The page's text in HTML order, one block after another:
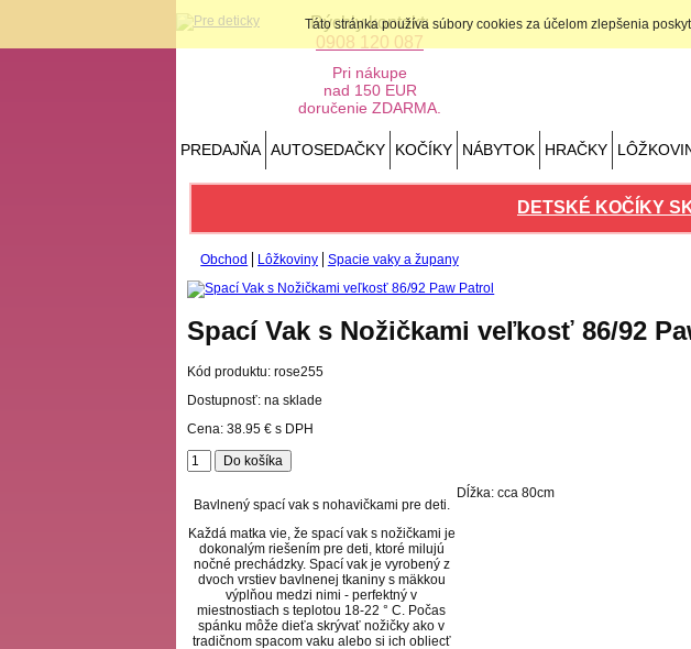
Rýchly kontakt:
0908 120 087
Pri nákupe
nad 150 EUR
doručenie ZDARMA.
PREDAJŇA AUTOSEDAČKY KOČÍKY NÁBYTOK HRAČKY
DETSKÉ KOČÍKY
Obchod Lôžkoviny Spacie vaky a župany
Spací Vak s Nožičkami veľkosť 86/92
Kód produktu:rose255
Dostupnosť: na sklade
Cena:38.95 € s DPH
Bavlnený spací vak s nohavičkami pre deti.
Každá matka vie, že spací vak s nožičkami je
dokonalým riešením pre deti, ktoré milujú
nočné prechádzky. Spací vak je vyrobený z
dvoch vrstiev bavlnenej tkaniny s mäkkou
výplňou medzi nimi - perfektný v
miestnostiach s teplotou 18-22 ° C. Počas
spánku môže dieťa skrývať nožičky ako v
tradičnom spacom vaku alebo si ich obliecť
Dĺžka: cca 80cm
Táto stránka používa súbory cookies za účelom zlepšenia